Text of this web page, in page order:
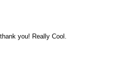
you! Really Cool.